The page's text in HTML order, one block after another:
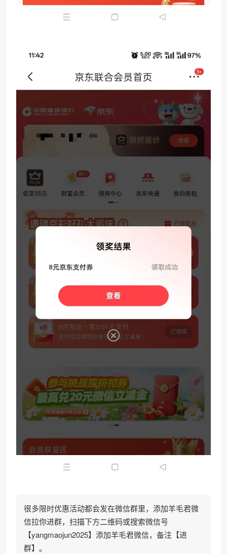
很多限时优惠活动都会发在微信群里，添加羊毛君微
信拉你进群，扫描下方二维码或搜索微信号
【yangmaojun2025】添加羊毛君微信，备注【进
群】。